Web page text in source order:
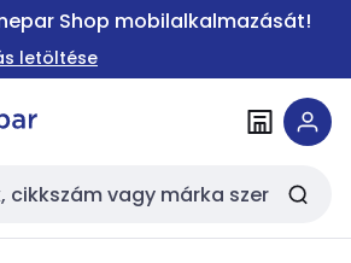
a
Shop mobilalkalmazását!
letöltése